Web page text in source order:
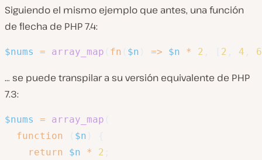
Siguiendo el mismo ejemplo que antes, una función
de flecha de PHP 7.4:
$nums = array_map fn $n => $n * 2 2 4 6
… se puede transpilar a su versión equivalente de PHP
7.3:
$nums = array_map
function
$n
return
$n * 2